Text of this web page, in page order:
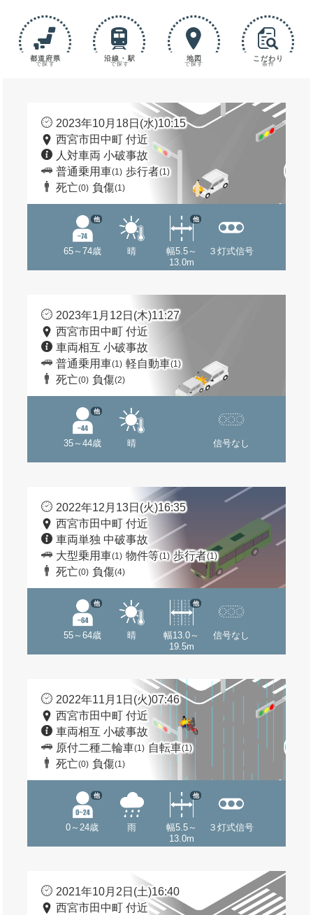
都道府県
で探す
沿線・駅
で探す
地図
で探す
こだわり
条件
2023年10月18日(水)10:15
西宮市田中町 付近
人対車両 小破事故
普通乗用車(1) 歩行者(1)
死亡(0) 負傷(1)
65～74歳
他
晴
幅5.5～
13.0m
他
３灯式信号
2023年1月12日(木)11:27
西宮市田中町 付近
車両相互 小破事故
普通乗用車(1) 軽自動車(1)
死亡(0) 負傷(2)
35～44歳
他
晴 信号なし
2022年12月13日(火)16:35
西宮市田中町 付近
車両単独 中破事故
大型乗用車(1) 物件等(1) 歩行者(1)
死亡(0) 負傷(4)
55～64歳
他
晴
幅13.0～
19.5m
他
信号なし
2022年11月1日(火)07:46
西宮市田中町 付近
車両相互 小破事故
原付二種二輪車(1) 自転車(1)
死亡(0) 負傷(1)
0～24歳
他
雨
幅5.5～
13.0m
他
３灯式信号
2021年10月2日(土)16:40
西宮市田中町 付近